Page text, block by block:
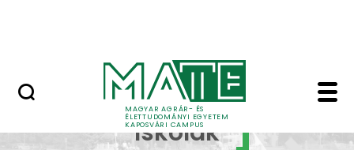
MAGYAR AGRÁR- ÉS
ÉLETTUDOMÁNYI EGYETEM
KAPOSVÁRI CAMPUS
Doktori Iskolák -
Doktori
Iskolák